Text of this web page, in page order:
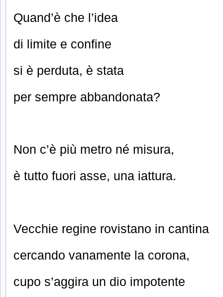
Quand’è che l’idea
di limite e confine
si è perduta, è stata
per sempre abbandonata?
Non c’è più metro né misura,
è tutto fuori asse, una iattura.
Vecchie regine rovistano in cantina
cercando vanamente la corona,
cupo s’aggira un dio impotente